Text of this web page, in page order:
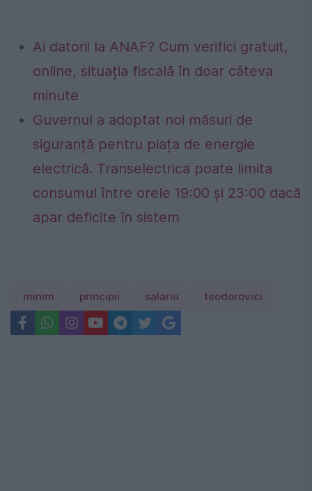
Ai datorii la ANAF? Cum verifici gratuit,
online, situația fiscală în doar câteva
minute
Guvernul a adoptat noi măsuri de
siguranță pentru piața de energie
electrică. Transelectrica poate limita
consumul între orele 19:00 și 23:00 dacă
apar deficite în sistem
minim principii salariu teodorovici